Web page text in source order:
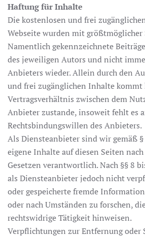
Haftung für Inhalte
Die kostenlosen und frei
Webseite wurden mit
Namentlich gekennzeichnete
des jeweiligen Autors und nicht
Anbieters wieder. Allein durch den
und frei zugänglichen Inhalte kommt
Vertragsverhältnis zwischen dem
Anbieter zustande, insoweit fehlt es
Rechtsbindungswillen des Anbieters.
Als Diensteanbieter sind wir gemäß
eigene Inhalte auf diesen Seiten
Gesetzen verantwortlich. Nach §§ 8
als Diensteanbieter jedoch nicht
oder gespeicherte fremde
oder nach Umständen zu forschen,
rechtswidrige Tätigkeit hinweisen.
Verpflichtungen zur Entfernung oder